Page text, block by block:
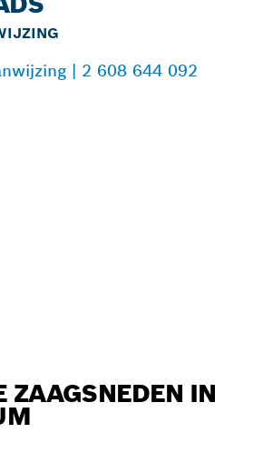
| 2 608 644 092
ZAAGSNEDEN IN